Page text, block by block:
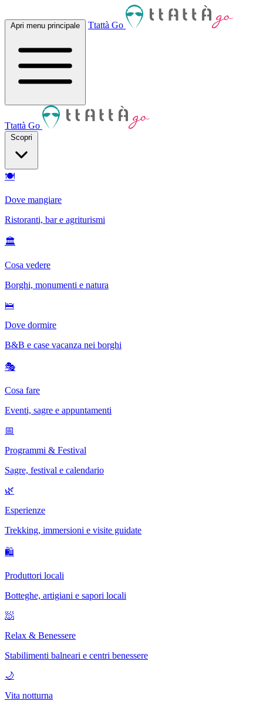
Apri menu principale Ttattà Go
Ttattà Go
Scopri
🍽
Dove mangiare
Ristoranti, bar e agriturismi
🏛
Cosa vedere
Borghi, monumenti e natura
🛌
Dove dormire
B&B e case vacanza nei borghi
🎭
Cosa fare
Eventi, sagre e appuntamenti
📅
Programmi & Festival
Sagre, festival e calendario
🌿
Esperienze
Trekking, immersioni e visite guidate
🛍
Produttori locali
Botteghe, artigiani e sapori locali
🧖
Relax & Benessere
Stabilimenti balneari e centri benessere
🌙
Vita notturna